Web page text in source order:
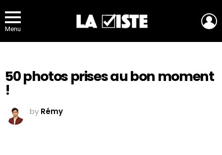
Menu
50 photos prises au bon moment
!
by Rémy